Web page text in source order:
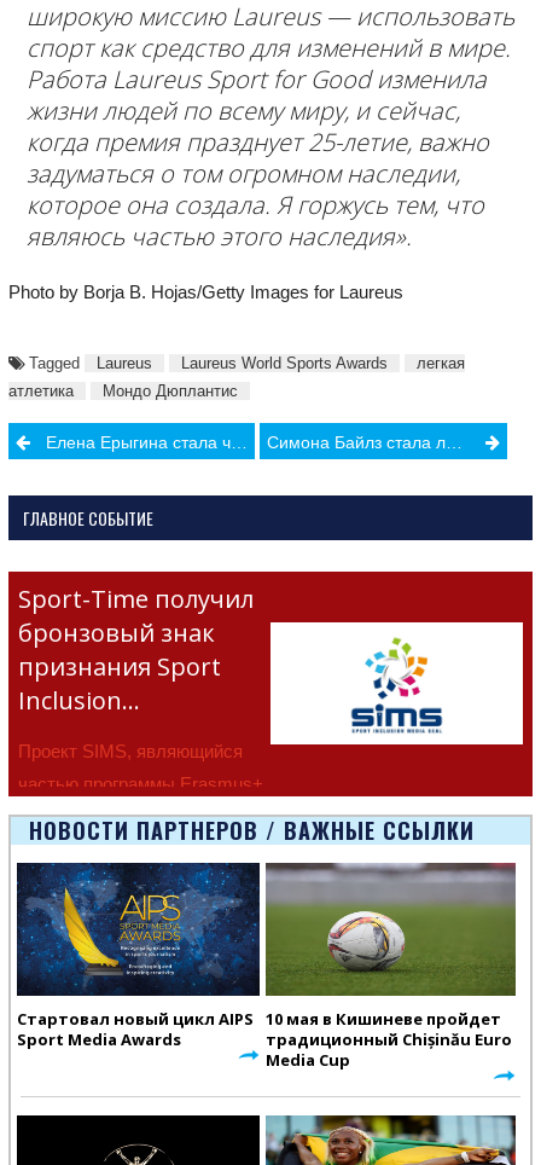
широкую миссию Laureus — использовать
спорт как средство для изменений в мире.
Работа Laureus Sport for Good изменила
жизни людей по всему миру, и сейчас,
когда премия празднует 25-летие, важно
задуматься о том огромном наследии,
которое она создала. Я горжусь тем, что
являюсь частью этого наследия».
Photo by Borja B. Hojas/Getty Images for Laureus
Tagged Laureus Laureus World Sports Awards
легкая
атлетика
Мондо Дюплантис
PostЕлена Ерыгина стала чемпионкой Европы по тяжелой атлетике Симона Байлз стала лучшей спортсменкой года по версии Laureus World Sports Awards
ГЛАВНОЕ СОБЫТИЕ
Sport-Time получил
бронзовый знак
признания Sport
Inclusion…
Проект SIMS, являющийся
частью программы Erasmus+
Европейско
НОВОСТИ ПАРТНЕРОВ / ВАЖНЫЕ ССЫЛКИ
Стартовал новый цикл AIPS
Sport Media Awards
10 мая в Кишиневе пройдет
традиционный Chișinău Euro
Media Cup